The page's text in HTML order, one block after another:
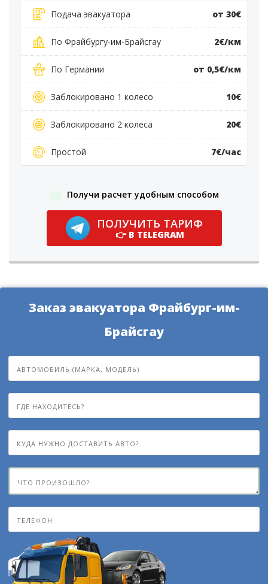
Подача эвакуатора от 30€
По Фрайбургу-им-Брайсгау 2€/км
По Германии от 0,5€/км
Заблокировано 1 колесо 10€
Заблокировано 2 колеса 20€
Простой 7€/час
Получи расчет удобным способом
ПОЛУЧИТЬ ТАРИФ
👉 В TELEGRAM
Заказ эвакуатора Фрайбург-им-
Брайсгау